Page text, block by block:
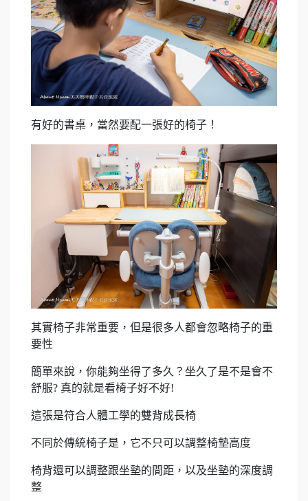
有好的書桌，當然要配一張好的椅子！
其實椅子非常重要，但是很多人都會忽略椅子的重
要性
簡單來說，你能夠坐得了多久？坐久了是不是會不
舒服? 真的就是看椅子好不好!
這張是符合人體工學的雙背成長椅
不同於傳統椅子是，它不只可以調整椅墊高度
椅背還可以調整跟坐墊的間距，以及坐墊的深度調
整